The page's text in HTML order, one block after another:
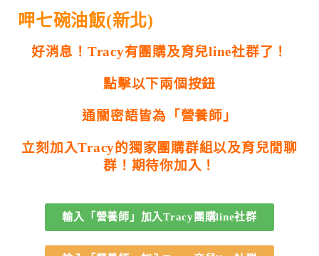
呷七碗油飯(新北)
好消息！Tracy有團購及育兒line社群了！
點擊以下兩個按鈕
通關密語皆為「營養師」
立刻加入Tracy的獨家團購群組以及育兒閒聊
群！期待你加入！
輸入「營養師」加入Tracy團購line社群